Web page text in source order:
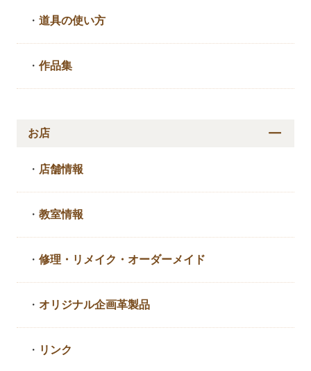
・道具の使い方
・作品集
お店
・ 店舗情報
・教室情報
・修理・リメイク・ オーダーメイド
・ オリジナル企画革製品
・ リンク